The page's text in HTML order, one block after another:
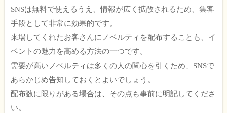
SNSは無料で使えるうえ、情報が広く拡散されるため、集客
手段として非常に効果的です。
来場してくれたお客さんにノベルティを配布することも、イ
ベントの魅力を高める方法の一つです。
需要が高いノベルティは多くの人の関心を引くため、SNSで
あらかじめ告知しておくとよいでしょう。
配布数に限りがある場合は、その点も事前に明記してくださ
い。